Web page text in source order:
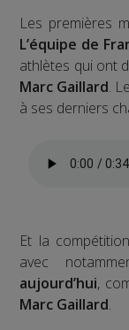
Les premières
L’équipe de
athlètes qui ont
Marc Gaillard.
à ses derniers
Et la
avec
aujourd’hui,
Marc Gaillard.